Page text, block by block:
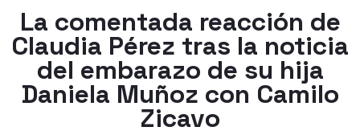
La comentada reacción de
Claudia Pérez tras la noticia
del embarazo de su hija
Daniela Muñoz con Camilo
Zicavo